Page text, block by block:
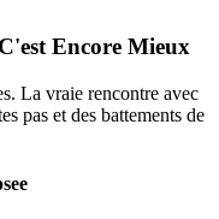
Encore Mieux
La vraie rencontre avec
pas et des battements de